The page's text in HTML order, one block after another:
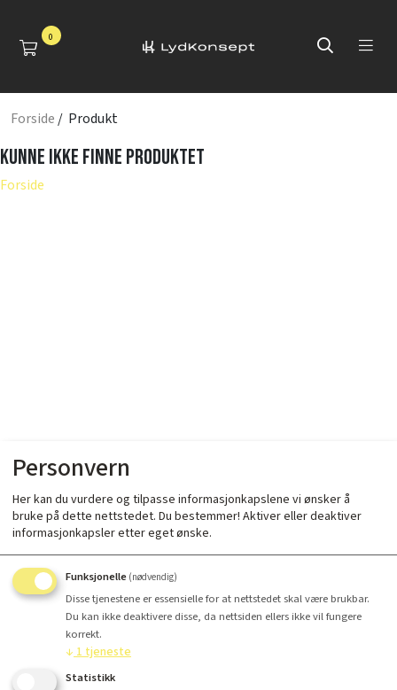
0
Forside / Produkt
Kunne ikke finne produktet
Forside
Personvern
Her kan du vurdere og tilpasse informasjonkapslene vi ønsker å
bruke på dette nettstedet. Du bestemmer! Aktiver eller deaktiver
informasjonkapsler etter eget ønske.
Funksjonelle (nødvendig)
Disse tjenestene er essensielle for at nettstedet skal være brukbar.
Du kan ikke deaktivere disse, da nettsiden ellers ikke vil fungere
korrekt.
↓ 1 tjeneste
Statistikk